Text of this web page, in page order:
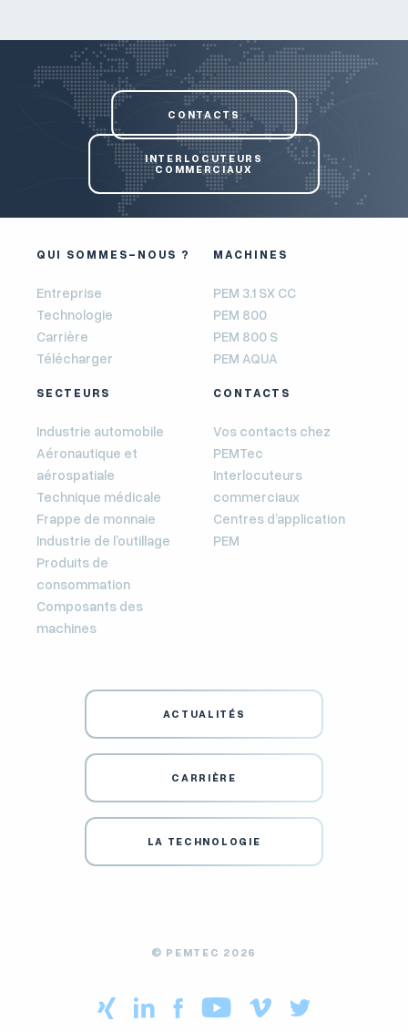
CONTACTS
INTERLOCUTEURS
COMMERCIAUX
QUI SOMMES-NOUS ?
Entreprise
Technologie
Carrière
Télécharger
MACHINES
PEM 3.1 SX CC
PEM 800
PEM 800 S
PEM AQUA
SECTEURS
Industrie automobile
Aéronautique et
aérospatiale
Technique médicale
Frappe de monnaie
Industrie de l’outillage
Produits de
consommation
Composants des
machines
CONTACTS
Vos contacts chez
PEMTec
Interlocuteurs
commerciaux
Centres d’application
PEM
ACTUALITÉS
CARRIÈRE
LA TECHNOLOGIE
© PEMTEC 2026